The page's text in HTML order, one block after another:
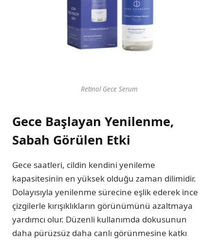
Retinol Gece Serum
Gece Başlayan Yenilenme,
Sabah Görülen Etki
Gece saatleri, cildin kendini yenileme
kapasitesinin en yüksek olduğu zaman dilimidir.
Dolayısıyla yenilenme sürecine eşlik ederek ince
çizgilerle kırışıklıkların görünümünü azaltmaya
yardımcı olur. Düzenli kullanımda dokusunun
daha pürüzsüz daha canlı görünmesine katkı